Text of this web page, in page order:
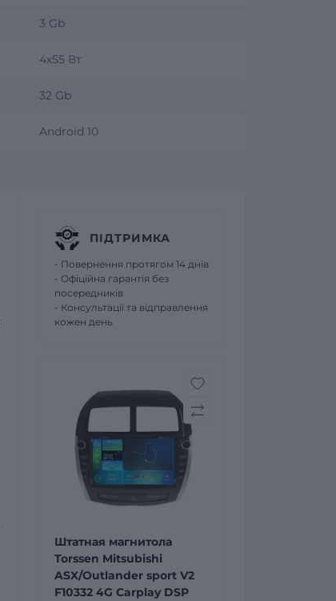
3 Gb
4х55 Вт
32 Gb
Android 10
ПІДТРИМКА
- Повернення протягом 14 днів
- Офіційна гарантія без
посередників
- Консультації та відправлення
кожен день
Штатная магнитола
Torssen Mitsubishi
ASX/Outlander sport V2
F10332 4G Carplay DSP